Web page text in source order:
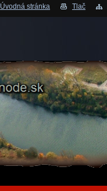
Úvodná stránka Tlač